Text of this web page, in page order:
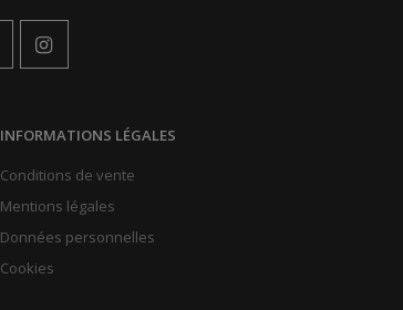
INFORMATIONS LÉGALES
Conditions de vente
Mentions légales
Données personnelles
Cookies